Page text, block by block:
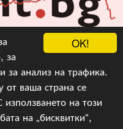
OK!
за
за анализ на трафика.
ваша страна се
на този
на „бисквитки“,
2023, v.3.0,
Акцент